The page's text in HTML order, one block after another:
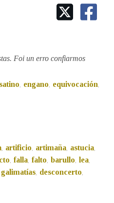
IDENTIDADE CORPORATIVA
MARCIAL DEL ADALID
FIGURAS HOMENAXEADAS
DAS LETRAS
Foi un erro confiarmos
, engano, equivocación,
, artificio, artimaña, astucia,
, falla, falto, barullo, lea,
galimatías, desconcerto,